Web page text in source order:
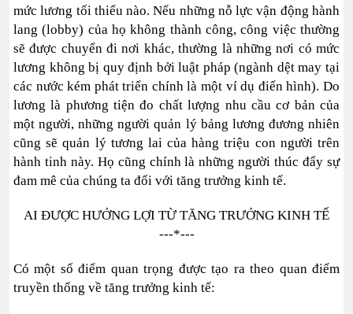
mức lương tối thiểu nào. Nếu những nỗ lực vận động hành
lang (lobby) của họ không thành công, công việc thường
sẽ được chuyển đi nơi khác, thường là những nơi có mức
lương không bị quy định bởi luật pháp (ngành dệt may tại
các nước kém phát triển chính là một ví dụ điển hình). Do
lương là phương tiện đo chất lượng nhu cầu cơ bản của
một người, những người quản lý bảng lương đương nhiên
cũng sẽ quản lý tương lai của hàng triệu con người trên
hành tinh này. Họ cũng chính là những người thúc đẩy sự
đam mê của chúng ta đối với tăng trưởng kinh tế.
AI ĐƯỢC HƯỞNG LỢI TỪ TĂNG TRƯỞNG KINH TẾ
---*---
Có một số điểm quan trọng được tạo ra theo quan điểm
truyền thống về tăng trưởng kinh tế: